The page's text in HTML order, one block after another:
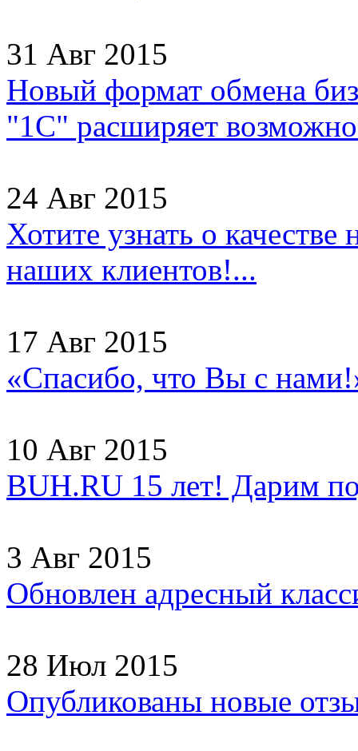
31 Авг 2015
Новый формат обмена
"1С" расширяет
24 Авг 2015
Хотите узнать о
наших клиентов!...
17 Авг 2015
«Спасибо, что Вы с
10 Авг 2015
BUH.RU 15 лет! Дарим
3 Авг 2015
Обновлен адресный
28 Июл 2015
Опубликованы новые